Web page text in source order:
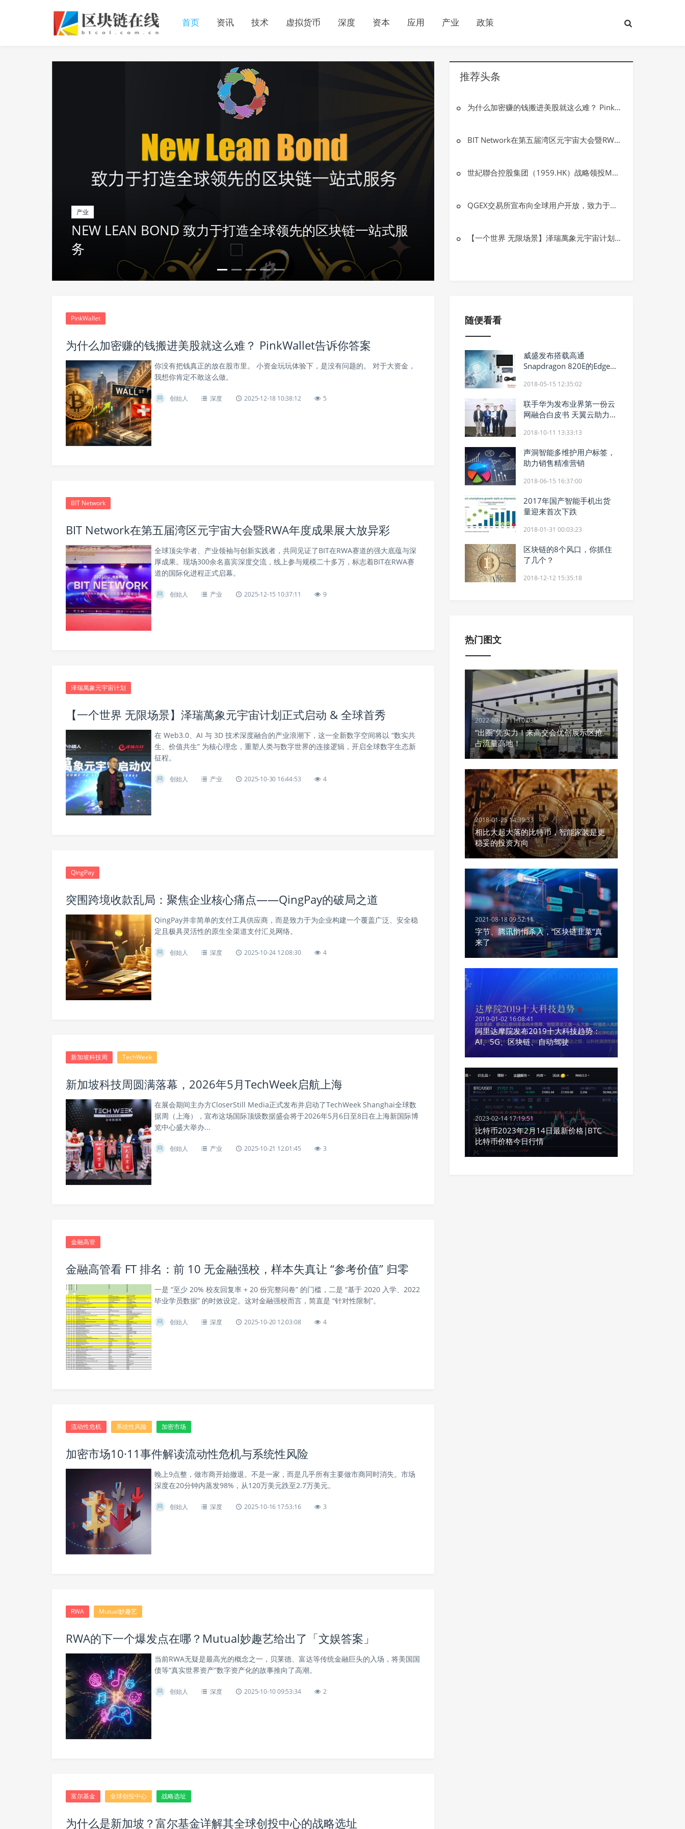
首页 资讯 技术 虚拟货币 深度 资本 应用 产业 政策
产业
NEW LEAN BOND 致力于打造全球领先的区块链一站式服
务
推荐头条
为什么加密赚的钱搬进美股就这么难？ PinkWallet告诉你答案
BIT Network在第五届湾区元宇宙大会暨RWA年度成果展大放异彩
世紀聯合控股集团（1959.HK）战略领投MetYa：加码RWA全球数字资产布局
QGEX交易所宣布向全球用户开放，致力于打造安全高效的数字资产交易平台
【一个世界 无限场景】泽瑞萬象元宇宙计划正式启动 & 全球首秀
PinkWallet
为什么加密赚的钱搬进美股就这么难？ PinkWallet告诉你答案
你没有把钱真正的放在股市里。 小资金玩玩体验下，是没有问题的。 对于大资金，
我想你肯定不敢这么做。
创始人 深度 2025-12-18 10:38:12 5
BIT Network
BIT Network在第五届湾区元宇宙大会暨RWA年度成果展大放异彩
全球顶尖学者、产业领袖与创新实践者，共同见证了BIT在RWA赛道的强大底蕴与深
厚成果。现场300余名嘉宾深度交流，线上参与规模二十多万，标志着BIT在RWA赛
道的国际化进程正式启幕。
创始人 产业 2025-12-15 10:37:11 9
泽瑞萬象元宇宙计划
【一个世界 无限场景】泽瑞萬象元宇宙计划正式启动 & 全球首秀
在 Web3.0、AI 与 3D 技术深度融合的产业浪潮下，这一全新数字空间将以 “数实共
生、价值共生” 为核心理念，重塑人类与数字世界的连接逻辑，开启全球数字生态新
征程。
创始人 产业 2025-10-30 16:44:53 4
QingPay
突围跨境收款乱局：聚焦企业核心痛点——QingPay的破局之道
QingPay并非简单的支付工具供应商，而是致力于为企业构建一个覆盖广泛、安全稳
定且极具灵活性的原生全渠道支付汇兑网络。
创始人 深度 2025-10-24 12:08:30 4
新加坡科技周 TechWeek
新加坡科技周圆满落幕，2026年5月TechWeek启航上海
在展会期间主办方CloserStill Media正式发布并启动了TechWeek Shanghai全球数
据周（上海），宣布这场国际顶级数据盛会将于2026年5月6日至8日在上海新国际博
览中心盛大举办...
创始人 产业 2025-10-21 12:01:45 3
金融高管
金融高管看 FT 排名：前 10 无金融强校，样本失真让 “参考价值” 归零
一是 “至少 20% 校友回复率 + 20 份完整问卷” 的门槛，二是 “基于 2020 入学、2022
毕业学员数据” 的时效设定。这对金融强校而言，简直是 “针对性限制”。
创始人 深度 2025-10-20 12:03:08 4
流动性危机 系统性风险 加密市场
加密市场10·11事件解读流动性危机与系统性风险
晚上9点整，做市商开始撤退。不是一家，而是几乎所有主要做市商同时消失。市场
深度在20分钟内蒸发98%，从120万美元跌至2.7万美元。
创始人 深度 2025-10-16 17:53:16 3
RWA Mutual妙趣艺
RWA的下一个爆发点在哪？Mutual妙趣艺给出了「文娱答案」
当前RWA无疑是最高光的概念之一，贝莱德、富达等传统金融巨头的入场，将美国国
债等“真实世界资产”数字资产化的故事推向了高潮。
创始人 深度 2025-10-10 09:53:34 2
富尔基金 全球创投中心 战略选址
为什么是新加坡？富尔基金详解其全球创投中心的战略选址
随便看看
威盛发布搭载高通
Snapdragon 820E的Edge
2018-05-15 12:35:02
联手华为发布业界第一份云
网融合白皮书 天翼云助力企
2018-10-11 13:33:13
声洞智能多维护用户标签，
助力销售精准营销
2018-06-15 16:37:00
2017年国产智能手机出货
量迎来首次下跌
2018-01-31 00:03:23
区块链的8个风口，你抓住
了几个？
2018-12-12 15:35:18
热门图文
2022-09-26 11:10:03
“出圈”凭实力！来高交会优创展示区抢
占流量高地！
2018-01-25 14:39:33
相比大起大落的比特币，智能家装是更
稳妥的投资方向
2021-08-18 09:52:11
字节、腾讯悄悄杀入，“区块链韭菜”真
来了
2019-01-02 16:08:41
阿里达摩院发布2019十大科技趋势：
AI、5G、区块链、自动驾驶
2023-02-14 17:19:51
比特币2023年2月14日最新价格|BTC
比特币价格今日行情